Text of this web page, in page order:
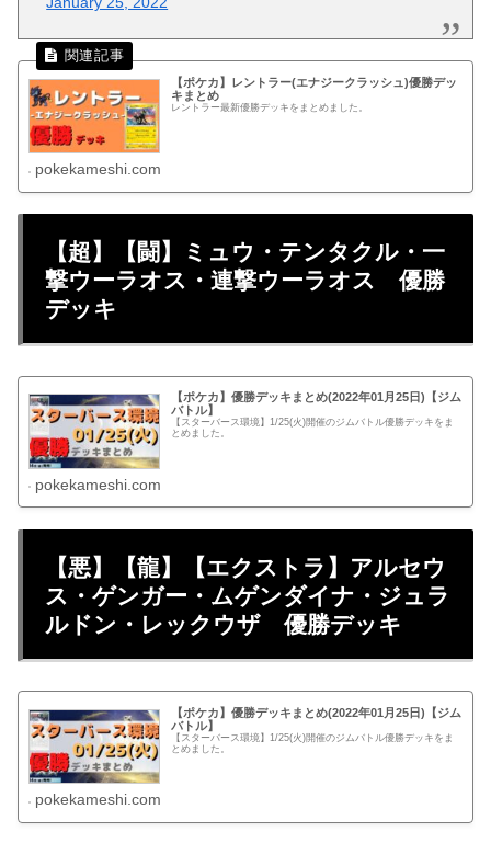
【ポケカ】レントラー(エナジークラッシュ)優勝デッ
キまとめ
レントラー最新優勝デッキをまとめました。
pokekameshi.com
【超】【闘】ミュウ・テンタクル・一
撃ウーラオス・連撃ウーラオス 優勝
デッキ
【ポケカ】優勝デッキまとめ(2022年01月25日)【ジム
バトル】
【スターバース環境】1/25(火)開催のジムバトル優勝デッキをま
とめました。
pokekameshi.com
【悪】【龍】【エクストラ】アルセウ
ス・ゲンガー・ムゲンダイナ・ジュラ
ルドン・レックウザ 優勝デッキ
【ポケカ】優勝デッキまとめ(2022年01月25日)【ジム
バトル】
【スターバース環境】1/25(火)開催のジムバトル優勝デッキをま
とめました。
pokekameshi.com